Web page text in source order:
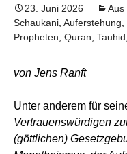
23. Juni 2026 Aus
Schaukani Auferstehung
Propheten Quran Tauhid
von Jens Ranft
Unter anderem für
Vertrauenswürdigen
(göttlichen)